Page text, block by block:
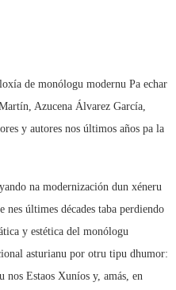
de monólogu modernu Pa echar
Azucena Álvarez García,
y autores nos últimos años pa la
na modernización dun xéneru
nes últimes décades taba perdiendo
y estética del monólogu
asturianu por otru tipu dhumor:
nos Estaos Xuníos y, amás, en